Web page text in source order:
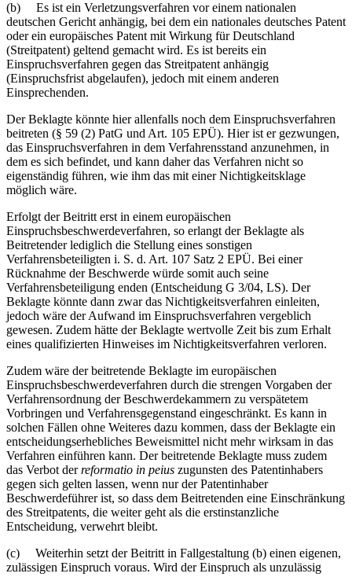
(b) Es ist ein Verletzungsverfahren vor einem nationalen
deutschen Gericht anhängig, bei dem ein nationales deutsches Patent
oder ein europäisches Patent mit Wirkung für Deutschland
(Streitpatent) geltend gemacht wird. Es ist bereits ein
Einspruchsverfahren gegen das Streitpatent anhängig
(Einspruchsfrist abgelaufen), jedoch mit einem anderen
Einsprechenden.
Der Beklagte könnte hier allenfalls noch dem Einspruchsverfahren
beitreten (§ 59 (2) PatG und Art. 105 EPÜ). Hier ist er gezwungen,
das Einspruchsverfahren in dem Verfahrensstand anzunehmen, in
dem es sich befindet, und kann daher das Verfahren nicht so
eigenständig führen, wie ihm das mit einer Nichtigkeitsklage
möglich wäre.
Erfolgt der Beitritt erst in einem europäischen
Einspruchsbeschwerdeverfahren, so erlangt der Beklagte als
Beitretender lediglich die Stellung eines sonstigen
Verfahrensbeteiligten i. S. d. Art. 107 Satz 2 EPÜ. Bei einer
Rücknahme der Beschwerde würde somit auch seine
Verfahrensbeteiligung enden (Entscheidung G 3/04, LS). Der
Beklagte könnte dann zwar das Nichtigkeitsverfahren einleiten,
jedoch wäre der Aufwand im Einspruchsverfahren vergeblich
gewesen. Zudem hätte der Beklagte wertvolle Zeit bis zum Erhalt
eines qualifizierten Hinweises im Nichtigkeitsverfahren verloren.
Zudem wäre der beitretende Beklagte im europäischen
Einspruchsbeschwerdeverfahren durch die strengen Vorgaben der
Verfahrensordnung der Beschwerdekammern zu verspätetem
Vorbringen und Verfahrensgegenstand eingeschränkt. Es kann in
solchen Fällen ohne Weiteres dazu kommen, dass der Beklagte ein
entscheidungserhebliches Beweismittel nicht mehr wirksam in das
Verfahren einführen kann. Der beitretende Beklagte muss zudem
das Verbot derreformatio in peius zugunsten des Patentinhabers
gegen sich gelten lassen, wenn nur der Patentinhaber
Beschwerdeführer ist, so dass dem Beitretenden eine Einschränkung
des Streitpatents, die weiter geht als die erstinstanzliche
Entscheidung, verwehrt bleibt.
(c) Weiterhin setzt der Beitritt in Fallgestaltung (b) einen eigenen,
zulässigen Einspruch voraus. Wird der Einspruch als unzulässig